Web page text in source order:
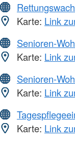
Karte: Link
Senioren-
Karte: Link
Senioren-
Karte: Link
Karte: Link